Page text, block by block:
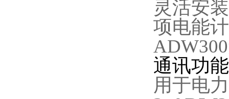
灵活安
项电能
通讯功能
用于电